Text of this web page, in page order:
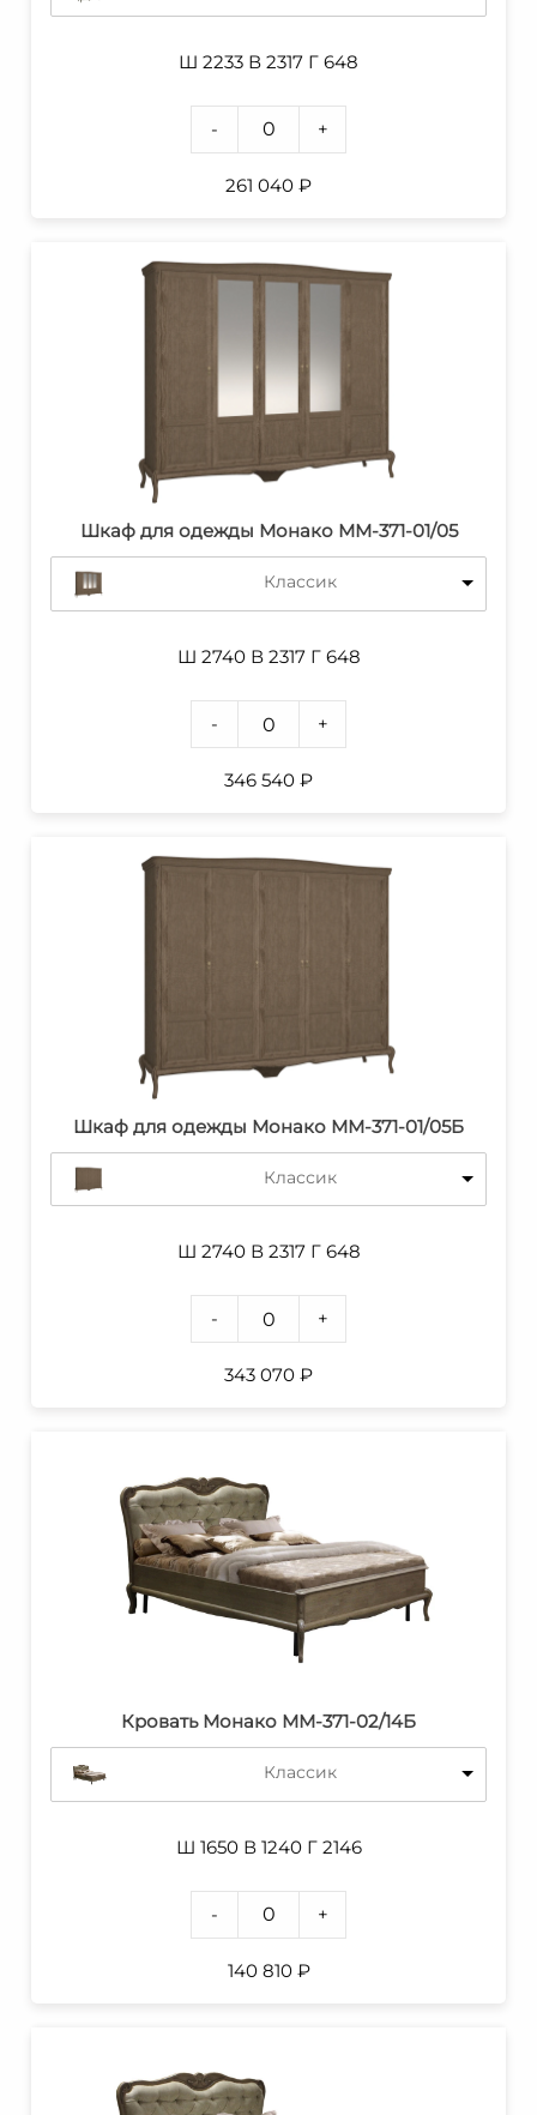
Ш 2233 В 2317 Г 648
- +
261 040 ₽
Шкаф для одежды Монако ММ-371-01/05
Классик
Ш 2740 В 2317 Г 648
- +
346 540 ₽
Шкаф для одежды Монако ММ-371-01/05Б
Классик
Ш 2740 В 2317 Г 648
- +
343 070 ₽
Кровать Монако ММ-371-02/14Б
Классик
Ш 1650 В 1240 Г 2146
- +
140 810 ₽